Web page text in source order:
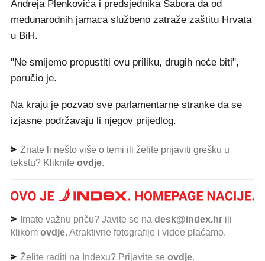
Andreja Plenkovića i predsjednika Sabora da od
međunarodnih jamaca službeno zatraže zaštitu Hrvata
u BiH.
"Ne smijemo propustiti ovu priliku, drugih neće biti",
poručio je.
Na kraju je pozvao sve parlamentarne stranke da se
izjasne podržavaju li njegov prijedlog.
Znate li nešto više o temi ili želite prijaviti grešku u
tekstu? Kliknite ovdje.
Imate važnu priču? Javite se na desk@index.hr ili
klikom ovdje. Atraktivne fotografije i videe plaćamo.
Želite raditi na Indexu? Prijavite se ovdje.